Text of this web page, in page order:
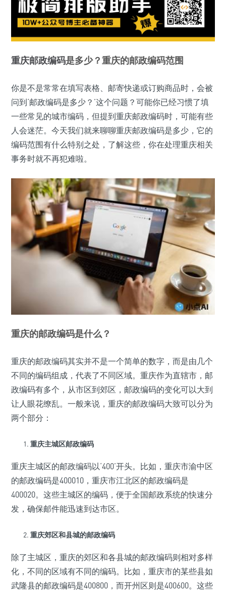
重庆邮政编码是多少？重庆的邮政编码范围
你是不是常常在填写表格、邮寄快递或订购商品时，会被
问到‘邮政编码是多少？’这个问题？可能你已经习惯了填
一些常见的城市编码，但提到重庆邮政编码时，可能有些
人会迷茫。今天我们就来聊聊重庆邮政编码是多少，它的
编码范围有什么特别之处，了解这些，你在处理重庆相关
事务时就不再犯难啦。
重庆的邮政编码是什么？
重庆的邮政编码其实并不是一个简单的数字，而是由几个
不同的编码组成，代表了不同区域。重庆作为直辖市，邮
政编码有多个，从市区到郊区，邮政编码的变化可以大到
让人眼花缭乱。一般来说，重庆的邮政编码大致可以分为
两个部分：
重庆主城区邮政编码
重庆主城区的邮政编码以‘400’开头。比如，重庆市渝中区
的邮政编码是400010，重庆市江北区的邮政编码是
400020。这些主城区的编码，便于全国邮政系统的快速分
发，确保邮件能迅速到达市区。
重庆郊区和县城的邮政编码
除了主城区，重庆的郊区和各县城的邮政编码则相对多样
化，不同的区域有不同的编码。比如，重庆市的某些县如
武隆县的邮政编码是400800，而开州区则是400600。这些